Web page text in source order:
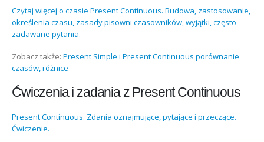
Czytaj więcej o czasie Present Continuous. Budowa, zastosowanie,
określenia czasu, zasady pisowni czasowników, wyjątki, często
zadawane pytania.
Zobacz także: Present Simple i Present Continuous porównanie
czasów, różnice
Ćwiczenia i zadania z Present Continuous
Present Continuous. Zdania oznajmujące, pytające i przeczące.
Ćwiczenie.